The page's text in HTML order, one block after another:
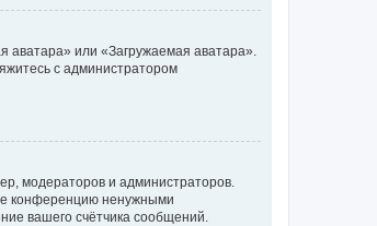
аватара» или «Загружаемая аватара».
с администратором
модераторов и администраторов.
конференцию ненужными
вашего счётчика сообщений.